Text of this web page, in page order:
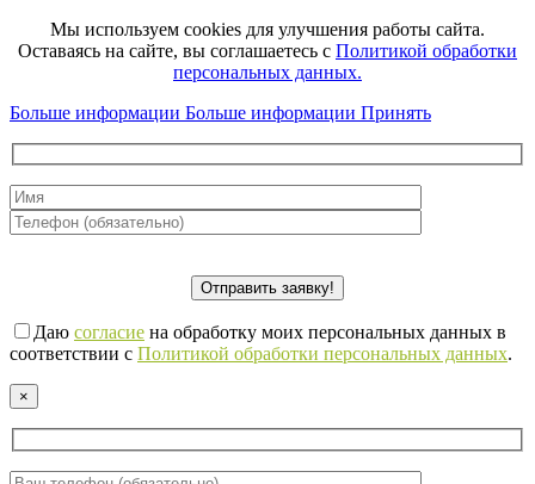
Мы используем cookies для улучшения работы сайта.
Оставаясь на сайте, вы соглашаетесь с Политикой обработки
персональных данных.
Больше информации Больше информации Принять
Даю согласие на обработку моих персональных данных в
соответствии с Политикой обработки персональных данных.
×